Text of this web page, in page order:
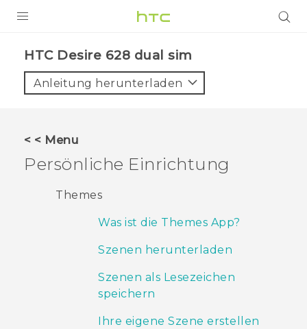
VIVE
HTC-Geräte und Zubehör
HTC Desire 628 dual sim‎
Anleitung herunterladen
< < Menu
Persönliche Einrichtung
Themes
Was ist die Themes App?
Szenen herunterladen
Szenen als Lesezeichen
speichern
Ihre eigene Szene erstellen